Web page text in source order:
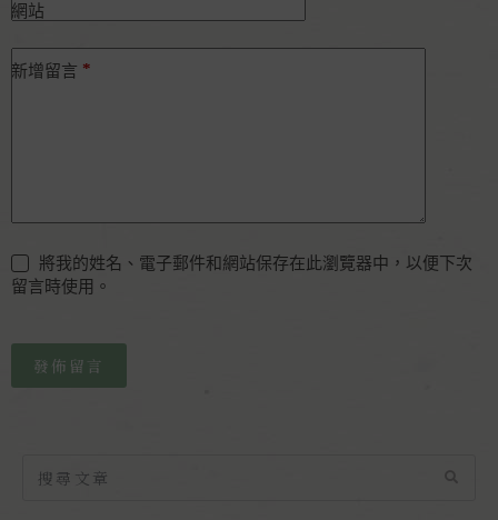
網站
新增留言 *
將我的姓名、電子郵件和網站保存在此瀏覽器中，以便下次
留言時使用。
發佈留言